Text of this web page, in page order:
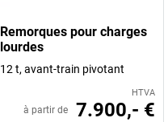
Remorques pour charges
lourdes
12 t, avant-train pivotant
HTVA
à partir de 7.900,- €